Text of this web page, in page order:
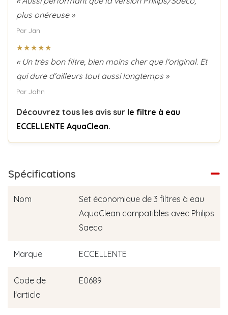
plus onéreuse »
Par Jan
★★★★★
« Un très bon filtre, bien moins cher que l'original. Et
qui dure d'ailleurs tout aussi longtemps »
Par John
Découvrez tous les avis sur le filtre à eau
ECCELLENTE AquaClean.
Spécifications
Nom
Set économique de 3 filtres à eau
AquaClean compatibles avec Philips
Saeco
Marque ECCELLENTE
Code de
l'article
E0689